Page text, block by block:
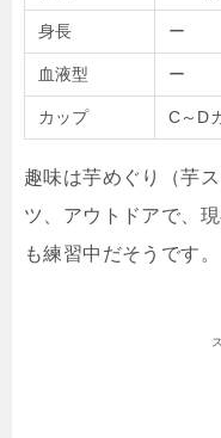
身長 ー
血液型 ー
カップ C～D
趣味は芋めぐり（芋
ツ、アウトドアで、
も練習中だそうです。